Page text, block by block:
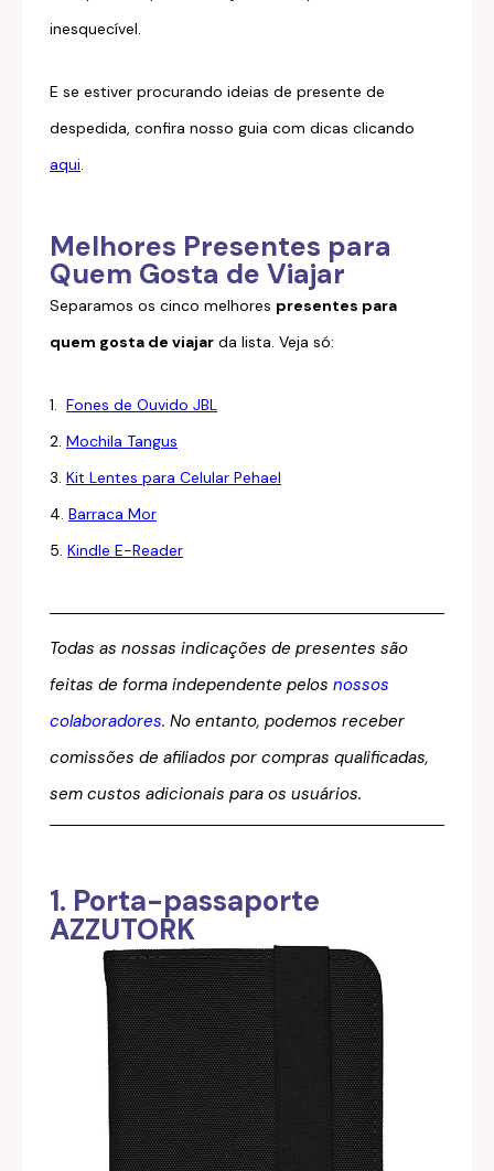
inesquecível.
E se estiver procurando ideias de presente de
despedida, confira nosso guia com dicas clicando
aqui.
Melhores Presentes para
Quem Gosta de Viajar
Separamos os cinco melhores presentes para
quem gosta de viajar da lista. Veja só:
1. Fones de Ouvido JBL
2. Mochila Tangus
3. Kit Lentes para Celular Pehael
4. Barraca Mor
5. Kindle E-Reader
Todas as nossas indicações de presentes são
feitas de forma independente pelos nossos
colaboradores. No entanto, podemos receber
comissões de afiliados por compras qualificadas,
sem custos adicionais para os usuários.
1. Porta-passaporte
AZZUTORK